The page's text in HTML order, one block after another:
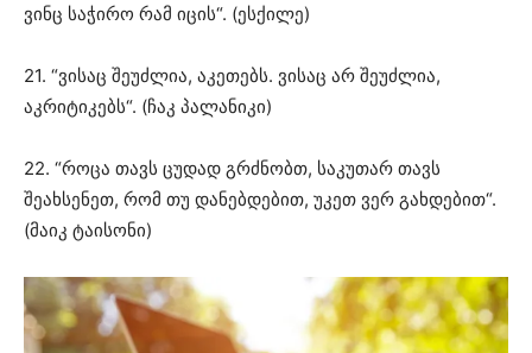
ვინც საჭირო რამ იცის“. (ესქილე)
21. “ვისაც შეუძლია, აკეთებს. ვისაც არ შეუძლია,
აკრიტიკებს“. (ჩაკ პალანიკი)
22. “როცა თავს ცუდად გრძნობთ, საკუთარ თავს
შეახსენეთ, რომ თუ დანებდებით, უკეთ ვერ გახდებით“.
(მაიკ ტაისონი)